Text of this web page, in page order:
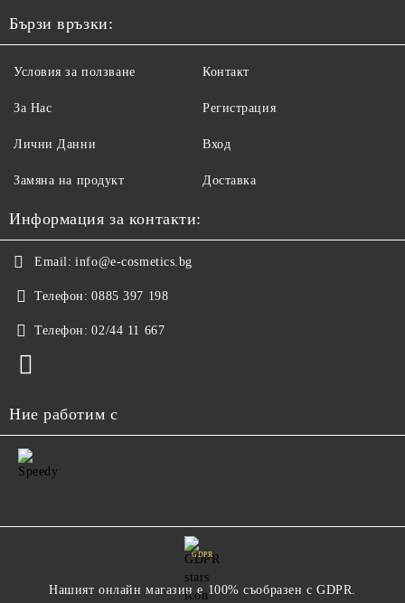
Бързи връзки:
Условия за ползване
За Нас
Лични Данни
Замяна на продукт
Контакт
Регистрация
Вход
Доставка
Информация за контакти:
Email: info@e-cosmetics.bg
Телефон: 0885 397 198
Телефон: 02/44 11 667
Ние работим с
GDPR
Нашият онлайн магазин е 100% съобразен с GDPR.